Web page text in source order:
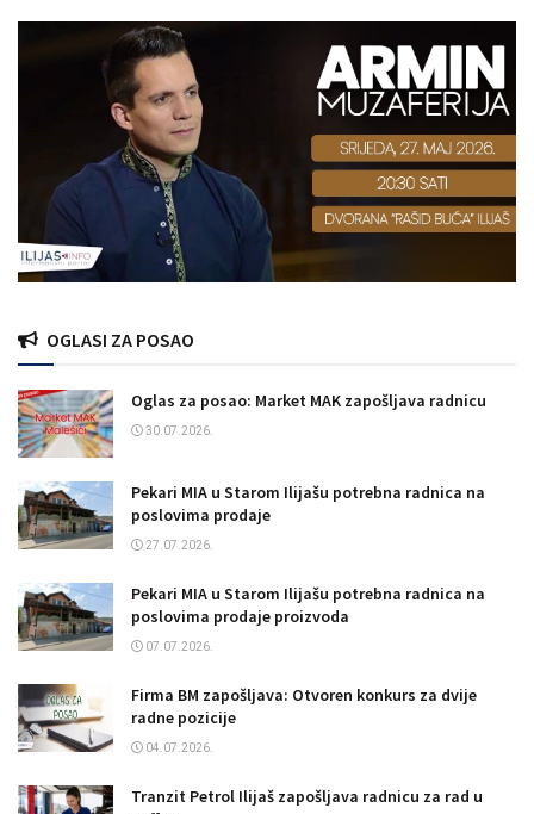
OGLASI ZA POSAO
Oglas za posao: Market MAK zapošljava radnicu
30.07.2026.
Pekari MIA u Starom Ilijašu potrebna radnica na
poslovima prodaje
27.07.2026.
Pekari MIA u Starom Ilijašu potrebna radnica na
poslovima prodaje proizvoda
07.07.2026.
Firma BM zapošljava: Otvoren konkurs za dvije
radne pozicije
04.07.2026.
Tranzit Petrol Ilijaš zapošljava radnicu za rad u